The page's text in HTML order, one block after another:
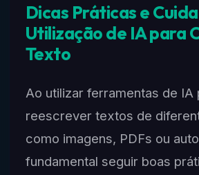
Dicas Práticas e
Utilização de IA para
Texto
Ao utilizar ferramentas de IA
reescrever textos de
como imagens, PDFs ou
fundamental seguir boas